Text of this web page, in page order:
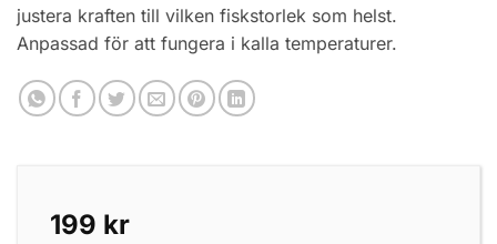
justera kraften till vilken fiskstorlek som helst.
Anpassad för att fungera i kalla temperaturer.
199 kr